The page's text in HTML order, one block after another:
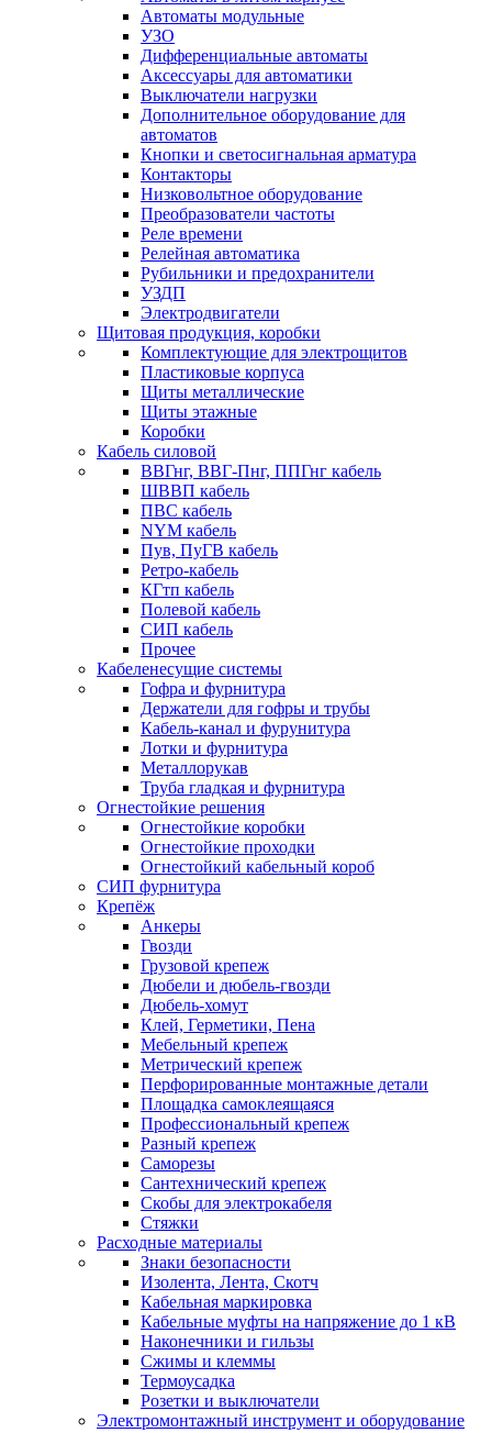
Автоматы модульные
УЗО
Дифференциальные автоматы
Аксессуары для автоматики
Выключатели нагрузки
Дополнительное оборудование для
автоматов
Кнопки и светосигнальная арматура
Контакторы
Низковольтное оборудование
Преобразователи частоты
Реле времени
Релейная автоматика
Рубильники и предохранители
УЗДП
Электродвигатели
Щитовая продукция, коробки
Комплектующие для электрощитов
Пластиковые корпуса
Щиты металлические
Щиты этажные
Коробки
Кабель силовой
ВВГнг, ВВГ-Пнг, ППГнг кабель
ШВВП кабель
ПВС кабель
NYM кабель
Пув, ПуГВ кабель
Ретро-кабель
КГтп кабель
Полевой кабель
СИП кабель
Прочее
Кабеленесущие системы
Гофра и фурнитура
Держатели для гофры и трубы
Кабель-канал и фурунитура
Лотки и фурнитура
Металлорукав
Труба гладкая и фурнитура
Огнестойкие решения
Огнестойкие коробки
Огнестойкие проходки
Огнестойкий кабельный короб
СИП фурнитура
Крепёж
Анкеры
Гвозди
Грузовой крепеж
Дюбели и дюбель-гвозди
Дюбель-хомут
Клей, Герметики, Пена
Мебельный крепеж
Метрический крепеж
Перфорированные монтажные детали
Площадка самоклеящаяся
Профессиональный крепеж
Разный крепеж
Саморезы
Сантехнический крепеж
Скобы для электрокабеля
Стяжки
Расходные материалы
Знаки безопасности
Изолента, Лента, Скотч
Кабельная маркировка
Кабельные муфты на напряжение до 1 кВ
Наконечники и гильзы
Сжимы и клеммы
Термоусадка
Розетки и выключатели
Электромонтажный инструмент и оборудование